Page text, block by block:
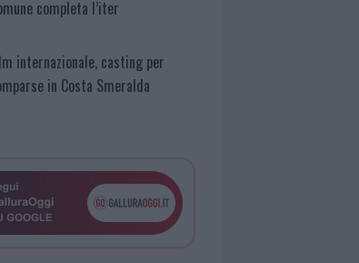
completa l’iter
internazionale, casting per
in Costa Smeralda